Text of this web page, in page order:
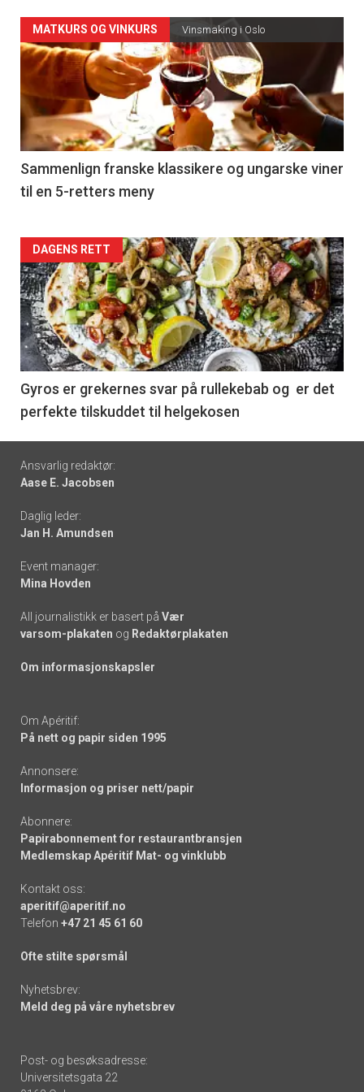
Forsiden
akkurat
nå
-
5
MATKURS OG VINKURS Vinsmaking i Oslo
Sammenlign franske klassikere og ungarske viner
til en 5-retters meny
Forsiden
akkurat
nå
-
6
DAGENS RETT
Gyros er grekernes svar på rullekebab og er det
perfekte tilskuddet til helgekosen
Footer
-
links
Ansvarlig redaktør:
Aase E. Jacobsen
Daglig leder:
Jan H. Amundsen
Event manager:
Mina Hovden
All journalistikk er basert på Vær
varsom-plakaten og Redaktørplakaten
Om informasjonskapsler
Om Apéritif:
På nett og papir siden 1995
Annonsere:
Informasjon og priser nett/papir
Abonnere:
Papirabonnement for restaurantbransjen
Medlemskap Apéritif Mat- og vinklubb
Kontakt oss:
aperitif@aperitif.no
Telefon +47 21 45 61 60
Ofte stilte spørsmål
Nyhetsbrev:
Meld deg på våre nyhetsbrev
Post- og besøksadresse:
Universitetsgata 22